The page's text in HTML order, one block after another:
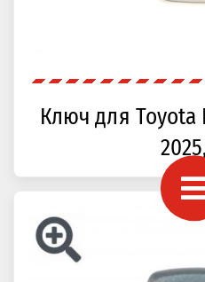
Ключ для Toyota